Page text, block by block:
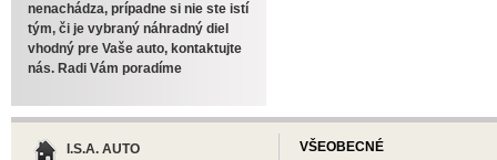
nenachádza, prípadne si nie ste istí
tým, či je vybraný náhradný diel
vhodný pre Vaše auto, kontaktujte
nás. Radi Vám poradíme
I.S.A. AUTO
VŠEOBECNÉ